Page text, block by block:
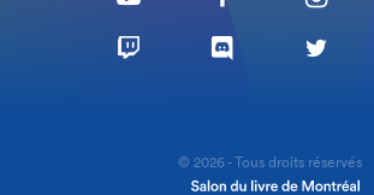
© 2026 - Tous droits réservés